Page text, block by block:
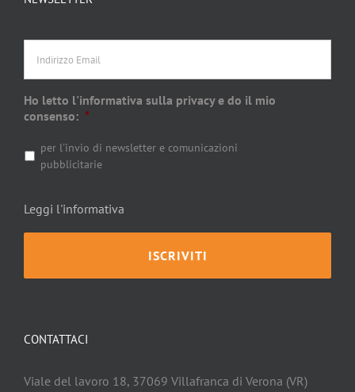
Ho letto l'informativa sulla privacy e do il mio
consenso:
per l'invio di newsletter e comunicazioni
pubblicitarie
Phone:+39 045 790 3582